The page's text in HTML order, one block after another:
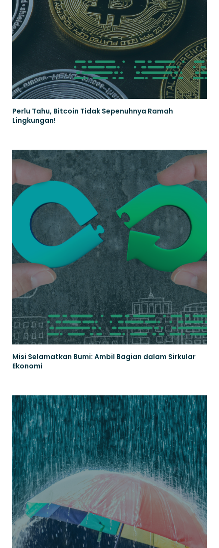
Perlu Tahu, Bitcoin Tidak Sepenuhnya Ramah
Lingkungan!
Misi Selamatkan Bumi: Ambil Bagian dalam Sirkular
Ekonomi